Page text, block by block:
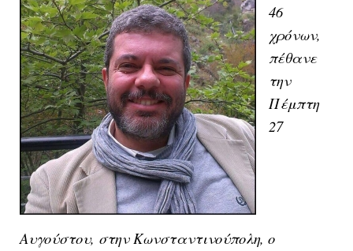
46
χρόνων,
πέθανε
την
Πέμπτη
27
Αυγούστου, στην Κωνσταντινούπολη, ο